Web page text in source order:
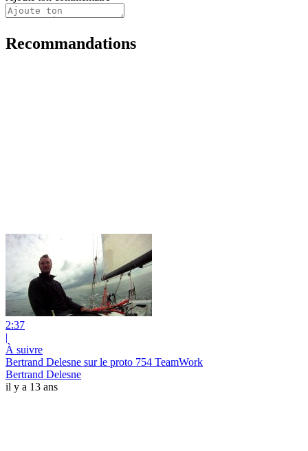
Recommandations
2:37
|
À suivre
Bertrand Delesne sur le proto 754 TeamWork
Bertrand Delesne
il y a 13 ans